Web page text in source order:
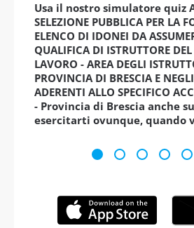
Usa il nostro simulatore quiz
SELEZIONE PUBBLICA PER LA
ELENCO DI IDONEI DA
QUALIFICA DI ISTRUTTORE
LAVORO - AREA DEGLI
PROVINCIA DI BRESCIA E
ADERENTI ALLO SPECIFICO
- Provincia di Brescia anche
esercitarti ovunque, quando